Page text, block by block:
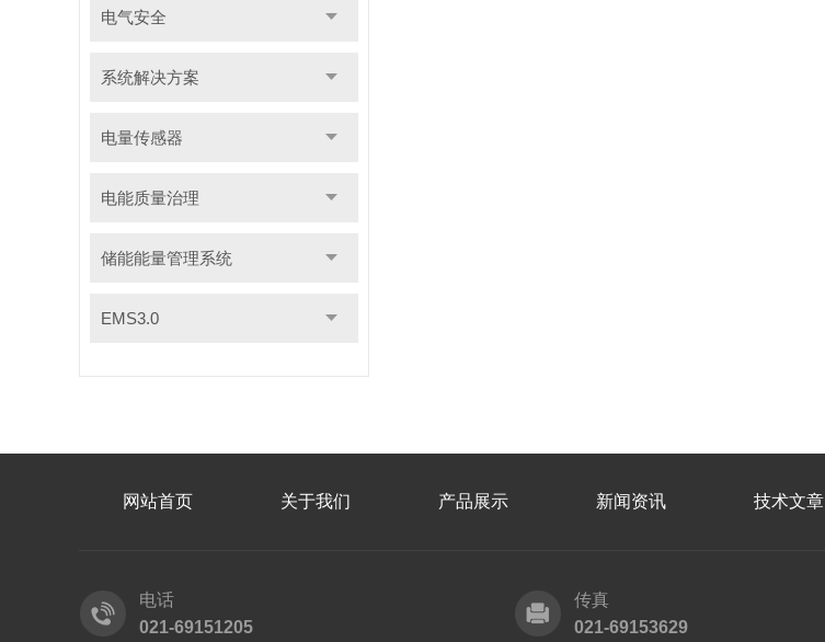
电气安全
系统解决方案
电量传感器
电能质量治理
储能能量管理系统
EMS3.0
网站首页 关于我们 产品展示 新闻资讯 技术文章
电话
021-69151205
传真
021-69153629